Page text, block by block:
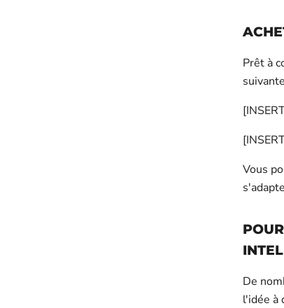
Prêt à
Vous
De
l'idée à